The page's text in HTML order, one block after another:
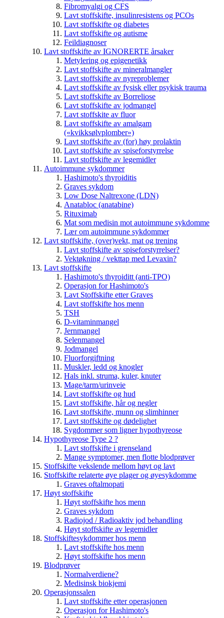
Fibromyalgi og CFS
Lavt stoffskifte, insulinresistens og PCOs
Lavt stoffskifte og diabetes
Lavt stoffskifte og autisme
Feildiagnoser
Lavt stoffskifte av IGNORERTE årsaker
Metylering og epigenetikk
Lavt stoffskifte av mineralmangler
Lavt stoffskifte av nyreproblemer
Lavt stoffskifte av fysisk eller psykisk trauma
Lavt stoffskifte av Borreliose
Lavt stoffskifte av jodmangel
Lavt stoffskite av fluor
Lavt stoffskifte av amalgam
(«kvikksølvplomber»)
Lavt stoffskifte av (for) høy prolaktin
Lavt stoffskifte av spiseforstyrrelse
Lavt stoffskifte av legemidler
Autoimmune sykdommer
Hashimoto's thyroiditis
Graves sykdom
Low Dose Naltrexone (LDN)
Anatabloc (anatabine)
Rituximab
Mat som medisin mot autoimmune sykdomme
Lær om autoimmune sykdommer
Lavt stoffskifte, (over)vekt, mat og trening
Lavt stoffskifte av spiseforstyrrelser?
Vektøkning / vekttap med Levaxin?
Lavt stoffskifte
Hashimoto's thyroiditt (anti-TPO)
Operasjon for Hashimoto's
Lavt Stoffskifte etter Graves
Lavt stoffskifte hos menn
TSH
D-vitaminmangel
Jernmangel
Selenmangel
Jodmangel
Fluorforgiftning
Muskler, ledd og knogler
Hals inkl. struma, kuler, knuter
Mage/tarm/urinveie
Lavt stoffskifte og hud
Lavt stoffskifte, hår og negler
Lavt stoffskifte, munn og slimhinner
Lavt stoffskifte og dødelighet
Sygdommer som ligner hypothyreose
Hypothyreose Type 2 ?
Lavt stoffskifte i grenseland
Mange symptomer, men flotte blodprøver
Stoffskifte vekslende mellom høyt og lavt
Stoffskifte relaterte øye plager og øyesykdomme
Graves oftalmopati
Høyt stoffskifte
Høyt stoffskifte hos menn
Graves sykdom
Radiojod / Radioaktiv jod behandling
Høyt stoffskifte av legemidler
Stoffskiftesykdommer hos menn
Lavt stoffskifte hos menn
Høyt stoffskifte hos menn
Blodprøver
Normalverdiene?
Medisinsk biokjemi
Operasjonssalen
Lavt stoffskifte etter operasjonen
Operasjon for Hashimoto's